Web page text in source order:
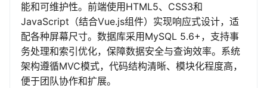
能和可维护性。前端使用HTML5、CSS3和
JavaScript（结合Vue.js组件）实现响应式设计，适
配各种屏幕尺寸。数据库采用MySQL 5.6+，支持事
务处理和索引优化，保障数据安全与查询效率。系统
架构遵循MVC模式，代码结构清晰、模块化程度高，
便于团队协作和扩展。